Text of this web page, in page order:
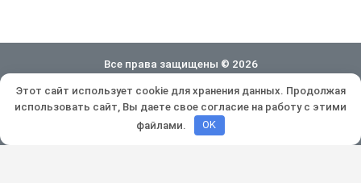
Все права защищены © 2026
Политика конфиденциальности
Разработка и продвижение:
Этот сайт использует cookie для хранения данных. Продолжая
использовать сайт, Вы даете свое согласие на работу с этими
файлами.
OK